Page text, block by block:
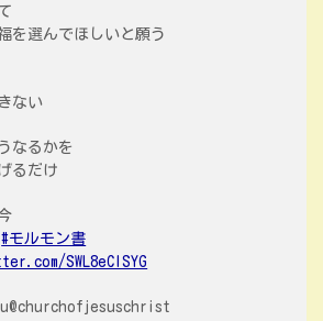
を選んでほしいと願う
ない
なるかを
るだけ
#モルモン書
SWL8eClSYG